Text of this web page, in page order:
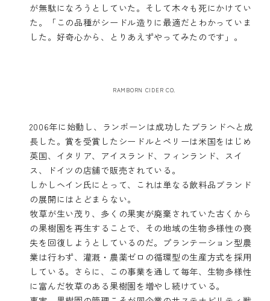
が無駄になろうとしていた。そして木々も死にかけてい
た。「この品種がシードル造りに最適だとわかっていま
した。好奇心から、とりあえずやってみたのです」。
RAMBORN CIDER CO.
2006年に始動し、ランボーンは成功したブランドへと成
長した。賞を受賞したシードルとペリーは米国をはじめ
英国、イタリア、アイスランド、フィンランド、スイ
ス、ドイツの店舗で販売されている。
しかしヘイン氏にとって、これは単なる飲料品ブランド
の展開にはとどまらない。
牧草が生い茂り、多くの果実が廃棄されていた古くから
の果樹園を再生することで、その地域の生物多様性の喪
失を回復しようとしているのだ。プランテーション型農
業は行わず、灌漑・農薬ゼロの循環型の生産方式を採用
している。さらに、この事業を通して毎年、生物多様性
に富んだ牧草のある果樹園を増やし続けている。